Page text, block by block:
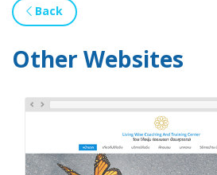
Back
Other Websites